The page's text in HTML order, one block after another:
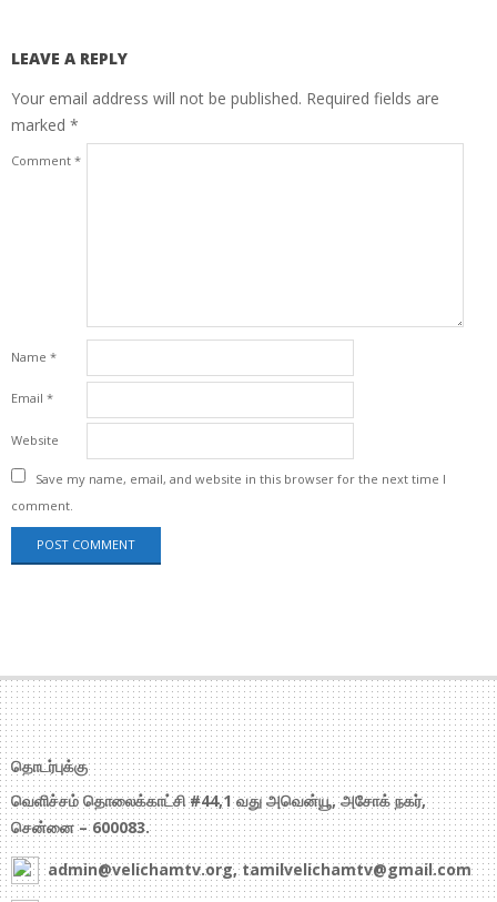
LEAVE A REPLY
Your email address will not be published. Required fields are
marked *
Comment *
Name *
Email *
Website
Save my name, email, and website in this browser for the next time I
comment.
தொடர்புக்கு
வெளிச்சம் தொலைக்காட்சி #44,1 வது அவென்யூ, அசோக் நகர்,
சென்னை – 600083.
admin@velichamtv.org, tamilvelichamtv@gmail.com